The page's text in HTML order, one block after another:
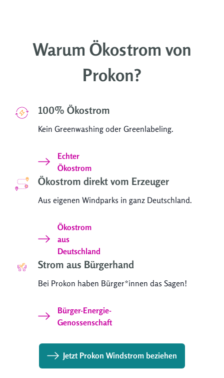
Warum Ökostrom von
Prokon?
100% Ökostrom
Kein Greenwashing oder Greenlabeling.
Echter
Ökostrom
Ökostrom direkt vom Erzeuger
Aus eigenen Windparks in ganz Deutschland.
Ökostrom
aus
Deutschland
Strom aus Bürgerhand
Bei Prokon haben Bürger*innen das Sagen!
Bürger-Energie-
Genossenschaft
Jetzt Prokon Windstrom beziehen